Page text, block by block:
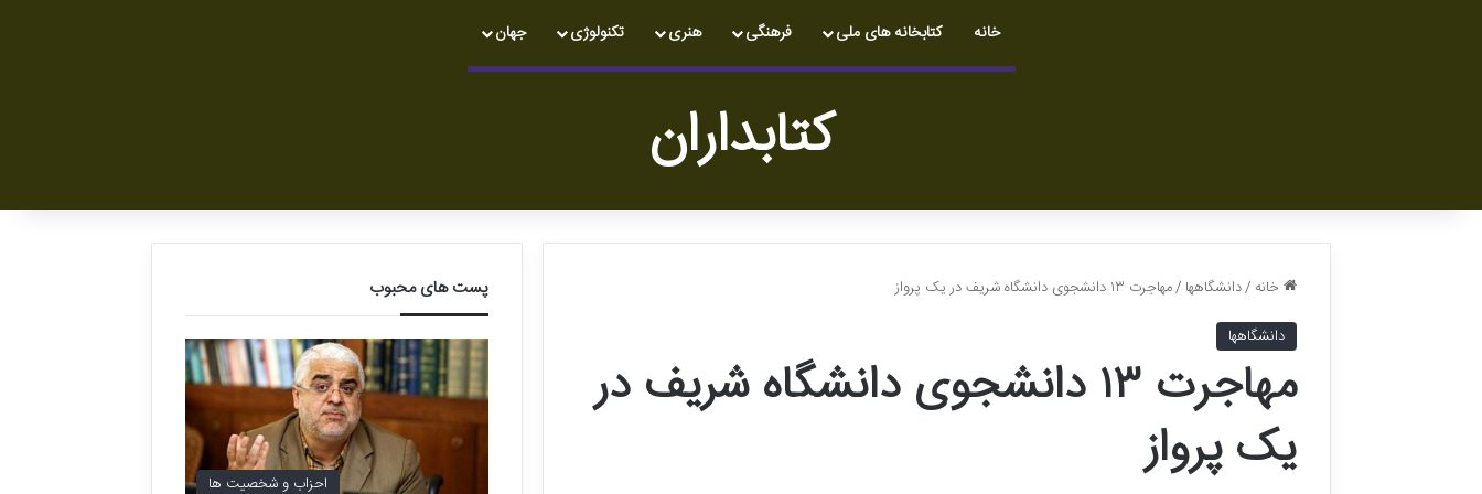
خانه کتابخانه های ملی فرهنگی هنری تکنولوژی جهان
کتابداران
خانه /دانشگاهها /مهاجرت ١٣ دانشجوی دانشگاه شریف در یک پرواز
دانشگاهها
مهاجرت ١٣ دانشجوی دانشگاه شریف در
یک پرواز
پست های محبوب
احزاب و شخصیت ها